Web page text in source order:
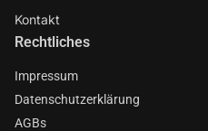
Kontakt
Rechtliches
Impressum
Datenschutzerklärung
AGBs